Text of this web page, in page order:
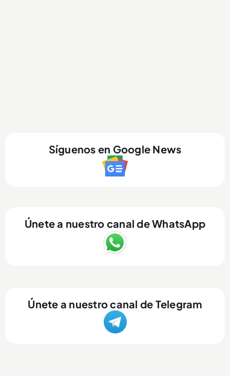
Síguenos en Google News
Únete a nuestro canal de WhatsApp
Únete a nuestro canal de Telegram